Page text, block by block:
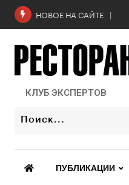
НОВОЕ НА САЙТЕ
КЛУБ ЭКСПЕРТОВ
ПУБЛИКАЦИИ